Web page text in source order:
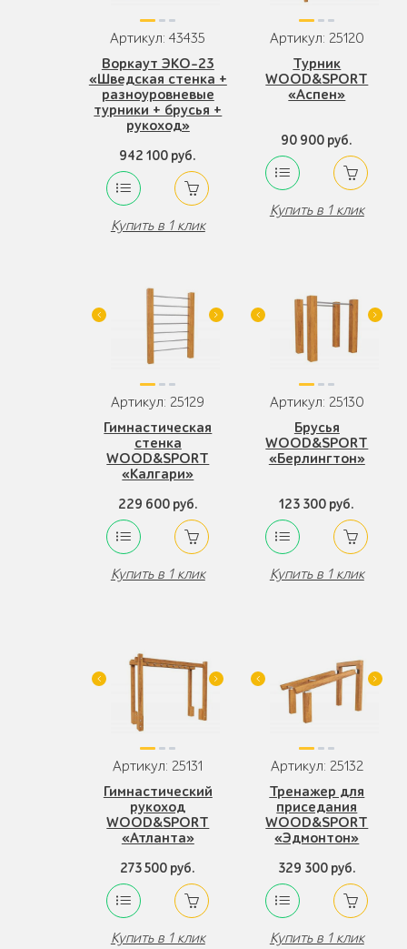
Артикул: 43435
Воркаут ЭКО-23
«Шведская стенка +
разноуровневые
турники + брусья +
рукоход»
942 100 руб.
Купить в 1 клик
Артикул: 25120
Турник
WOOD&SPORT
«Аспен»
90 900 руб.
Купить в 1 клик
Артикул: 25129
Гимнастическая
стенка
WOOD&SPORT
«Калгари»
229 600 руб.
Купить в 1 клик
Артикул: 25130
Брусья
WOOD&SPORT
«Берлингтон»
123 300 руб.
Купить в 1 клик
Артикул: 25131
Гимнастический
рукоход
WOOD&SPORT
«Атланта»
273 500 руб.
Купить в 1 клик
Артикул: 25132
Тренажер для
приседания
WOOD&SPORT
«Эдмонтон»
329 300 руб.
Купить в 1 клик